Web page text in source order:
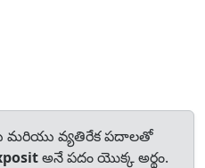
వ్యతిరేక పదాలతో
అనే పదం యొక్క అర్థం.